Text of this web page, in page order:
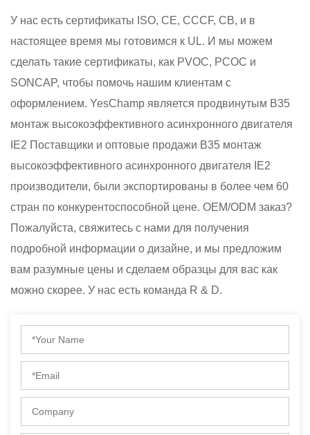
У нас есть сертификаты ISO, CE, CCCF, CB, и в
настоящее время мы готовимся к UL. И мы можем
сделать такие сертификаты, как PVOC, PCOC и
SONCAP, чтобы помочь нашим клиентам с
оформлением. YesChamp является продвинутым B35
монтаж высокоэффективного асинхронного двигателя
IE2 Поставщики и оптовые продажи B35 монтаж
высокоэффективного асинхронного двигателя IE2
производители, были экспортированы в более чем 60
стран по конкурентоспособной цене. OEM/ODM заказ?
Пожалуйста, свяжитесь с нами для получения
подробной информации о дизайне, и мы предложим
вам разумные цены и сделаем образцы для вас как
можно скорее. У нас есть команда R & D.